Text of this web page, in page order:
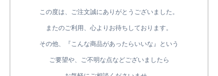
この度は、ご注文誠にありがとうございました。
またのご利用、心よりお待ちしております。
その他、『こんな商品があったらいいな』という
ご要望や、ご不明な点などございましたら